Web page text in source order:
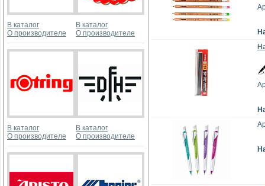
В каталог
О производителе
В каталог
О производителе
В каталог
О производителе
В каталог
О производителе